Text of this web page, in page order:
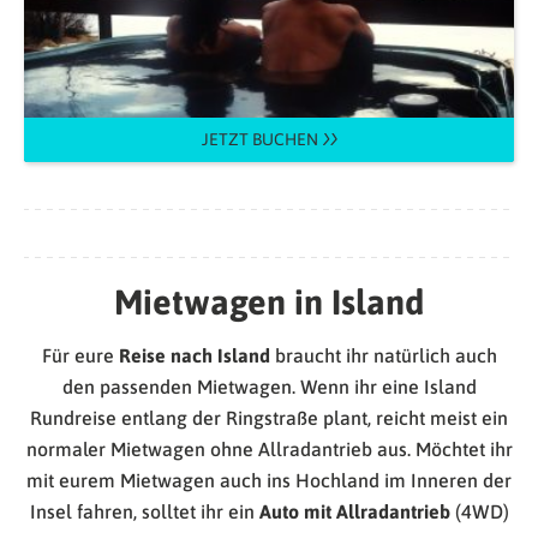
JETZT BUCHEN
Mietwagen in Island
Für eure Reise nach Island braucht ihr natürlich auch
den passenden Mietwagen. Wenn ihr eine Island
Rundreise entlang der Ringstraße plant, reicht meist ein
normaler Mietwagen ohne Allradantrieb aus. Möchtet ihr
mit eurem Mietwagen auch ins Hochland im Inneren der
Insel fahren, solltet ihr ein Auto mit Allradantrieb(4WD)